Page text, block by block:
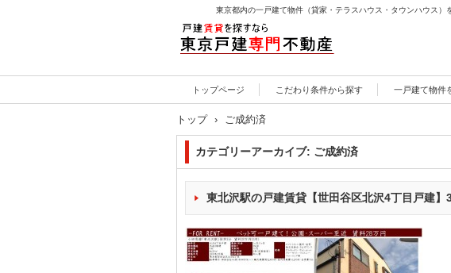
戸建賃貸を探すなら東京
戸建専門不動産
東京都内の一戸建て物件（貸家・テラスハウス・タウンハウス
トップページ こだわり条件から探す 一戸建て物件
トップ › ご成約済
カテゴリーアーカイブ: ご成約済
東北沢駅の戸建賃貸【世田谷区北沢4丁目戸建】